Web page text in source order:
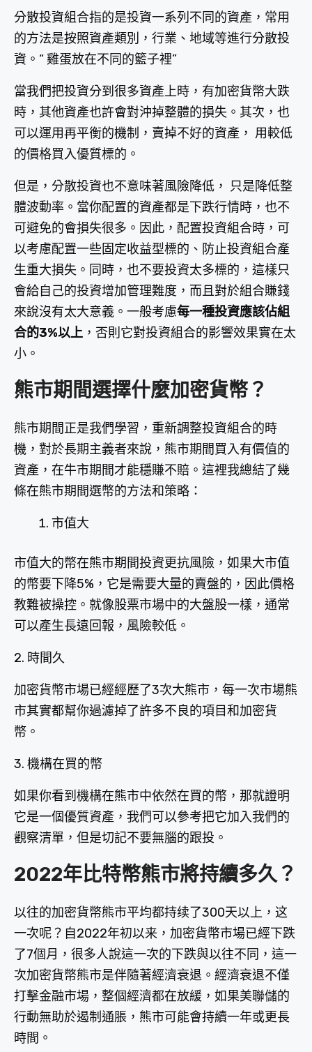
分散投資組合指的是投資一系列不同的資產，常用
的方法是按照資產類別，行業、地域等進行分散投
資。“ 雞蛋放在不同的籃子裡”
當我們把投資分到很多資產上時，有加密貨幣大跌
時，其他資產也許會對沖掉整體的損失。其次，也
可以運用再平衡的機制，賣掉不好的資產， 用較低
的價格買入優質標的。
但是，分散投資也不意味著風險降低， 只是降低整
體波動率。當你配置的資產都是下跌行情時，也不
可避免的會損失很多。因此，配置投資組合時，可
以考慮配置一些固定收益型標的、防止投資組合產
生重大損失。同時，也不要投資太多標的，這樣只
會給自己的投資增加管理難度，而且對於組合賺錢
來說沒有太大意義。一般考慮每一種投資應該佔組
合的3%以上 ，否則它對投資組合的影響效果實在太
小。
熊市期間選擇什麼加密貨幣？
熊市期間正是我們學習，重新調整投資組合的時
機，對於長期主義者來說，熊市期間買入有價值的
資產，在牛市期間才能穩賺不賠。這裡我總結了幾
條在熊市期間選幣的方法和策略：
市值大
市值大的幣在熊市期間投資更抗風險，如果大市值
的幣要下降5%，它是需要大量的賣盤的，因此價格
教難被操控。就像股票市場中的大盤股一樣，通常
可以產生長遠回報，風險較低。
2. 時間久
加密貨幣市場已經經歷了3次大熊市，每一次市場熊
市其實都幫你過濾掉了許多不良的項目和加密貨
幣。
3. 機構在買的幣
如果你看到機構在熊市中依然在買的幣，那就證明
它是一個優質資產，我們可以參考把它加入我們的
觀察清單，但是切記不要無腦的跟投。
2022年比特幣熊市將持續多久？
以往的加密貨幣熊市平均都持续了300天以上，这
一次呢？自2022年初以来，加密貨幣市場已經下跌
了7個月，很多人說這一次的下跌與以往不同，這一
次加密貨幣熊市是伴隨著經濟衰退。經濟衰退不僅
打擊金融市場，整個經濟都在放緩，如果美聯儲的
行動無助於遏制通脹，熊市可能會持續一年或更長
時間。